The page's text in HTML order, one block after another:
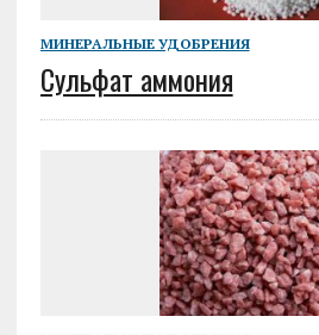
МИНЕРАЛЬНЫЕ УДОБРЕНИЯ
Сульфат аммония